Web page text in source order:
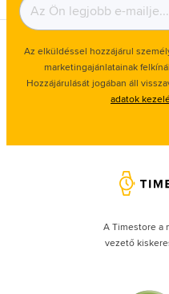
Az elküldéssel hozzájárul
marketingajánlatainak
Hozzájárulását jogában áll
adatok
A Timestore a
vezető